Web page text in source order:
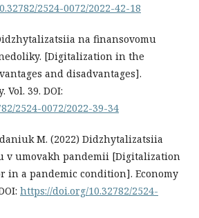
2524-0072/2022-42-18
na finansovomu
[Digitalization in the
and disadvantages].
Vol. 39. DOI:
2524-0072/2022-39-34
M. (2022) Didzhytalizatsiia
v umovakh pandemii [Digitalization
in a pandemic condition]. Economy
https://doi.org/10.32782/2524-